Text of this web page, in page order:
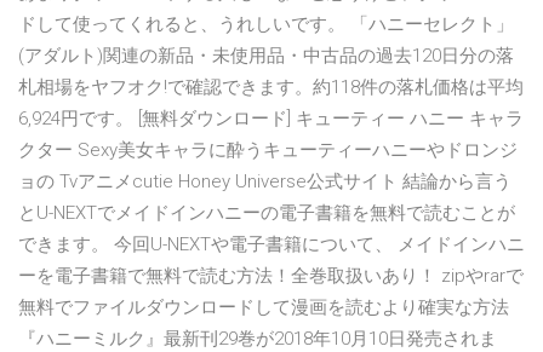
ドして使ってくれると、うれしいです。 「ハニーセレクト」
(アダルト)関連の新品・未使用品・中古品の過去120日分の落
札相場をヤフオク!で確認できます。約118件の落札価格は平均
6,924円です。 [無料ダウンロード] キューティー ハニー キャラ
クター Sexy美女キャラに酔うキューティーハニーやドロンジ
ョの Tvアニメcutie Honey Universe公式サイト 結論から言う
とU-NEXTでメイドインハニーの電子書籍を無料で読むことが
できます。 今回U-NEXTや電子書籍について、 メイドインハニ
ーを電子書籍で無料で読む方法！全巻取扱いあり！ zipやrarで
無料でファイルダウンロードして漫画を読むより確実な方法
『ハニーミルク』最新刊29巻が2018年10月10日発売されま